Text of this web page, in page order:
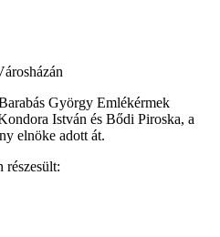
György Emlékérmek
István és Bődi Piroska, a
elnöke adott át.
részesült: